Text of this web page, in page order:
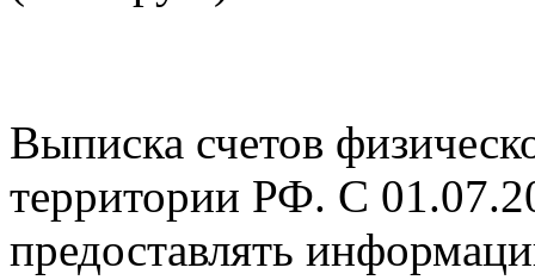
Выписка счетов
территории РФ. С
предоставлять